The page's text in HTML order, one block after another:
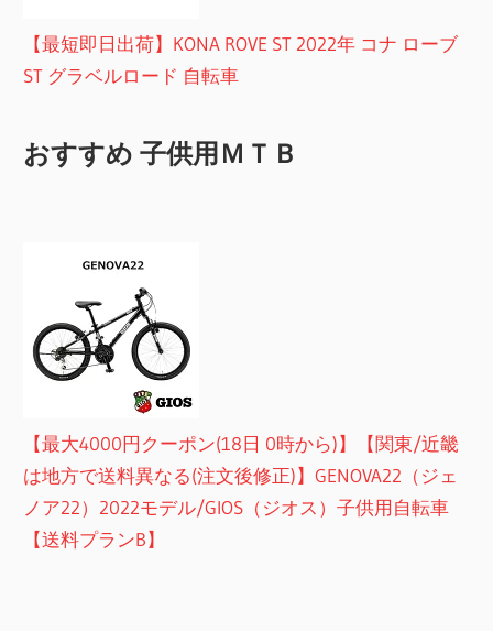
【最短即日出荷】KONA ROVE ST 2022年 コナ ローブ
ST グラベルロード 自転車
おすすめ 子供用ＭＴＢ
【最大4000円クーポン(18日 0時から)】【関東/近畿
は地方で送料異なる(注文後修正)】GENOVA22（ジェ
ノア22）2022モデル/GIOS（ジオス）子供用自転車
【送料プランB】